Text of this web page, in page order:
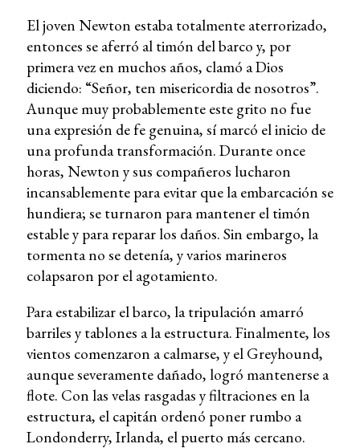
El joven Newton estaba totalmente aterrorizado,
entonces se aferró al timón del barco y, por
primera vez en muchos años, clamó a Dios
diciendo: “Señor, ten misericordia de nosotros”.
Aunque muy probablemente este grito no fue
una expresión de fe genuina, sí marcó el inicio de
una profunda transformación. Durante once
horas, Newton y sus compañeros lucharon
incansablemente para evitar que la embarcación se
hundiera; se turnaron para mantener el timón
estable y para reparar los daños. Sin embargo, la
tormenta no se detenía, y varios marineros
colapsaron por el agotamiento.
Para estabilizar el barco, la tripulación amarró
barriles y tablones a la estructura. Finalmente, los
vientos comenzaron a calmarse, y el Greyhound,
aunque severamente dañado, logró mantenerse a
flote. Con las velas rasgadas y filtraciones en la
estructura, el capitán ordenó poner rumbo a
Londonderry, Irlanda, el puerto más cercano.